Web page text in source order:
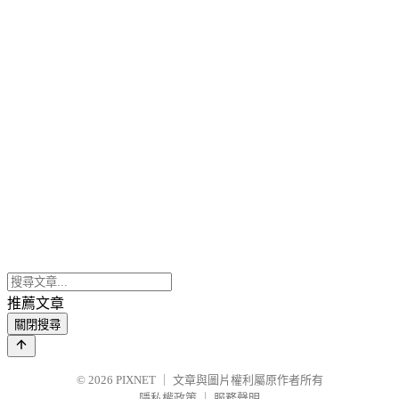
推薦文章
關閉搜尋
© 2026 PIXNET
文章與圖片權利屬原作者所有